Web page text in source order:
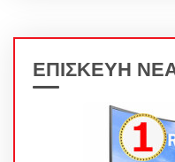
ΕΠΙΣΚΕΥΗ